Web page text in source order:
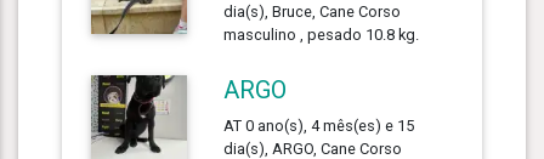
dia(s), Bruce, Cane Corso
masculino , pesado 10.8 kg.
ARGO
AT 0 ano(s), 4 mês(es) e 15
dia(s), ARGO, Cane Corso